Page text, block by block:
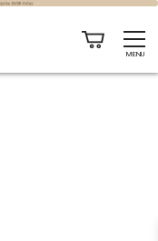
MENU